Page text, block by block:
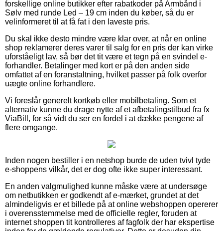
forskellige online butikker efter rabatkoder på Armbånd i
Sølv med runde Led – 19 cm inden du køber, så du er
velinformeret til at få fat i den laveste pris.
Du skal ikke desto mindre være klar over, at når en online
shop reklamerer deres varer til salg for en pris der kan virke
uforståeligt lav, så bør det tit være et tegn på en svindel e-
forhandler. Betalinger med kort er på den anden side
omfattet af en foranstaltning, hvilket passer på folk overfor
uægte online forhandlere.
Vi foreslår generelt kortkøb eller mobilbetaling. Som et
alternativ kunne du drage nytte af et afbetalingstilbud fra fx
ViaBill, for så vidt du ser en fordel i at dække pengene af
flere omgange.
Inden nogen bestiller i en netshop burde de uden tvivl tyde
e-shoppens vilkår, det er dog ofte ikke super interessant.
En anden valgmulighed kunne måske være at undersøge
om netbutikken er godkendt af e-mærket, grundet at det
almindeligvis er et billede på at online webshoppen opererer
i overensstemmelse med de officielle regler, foruden at
internet shoppen tit kontrolleres af fagfolk der har ekspertise